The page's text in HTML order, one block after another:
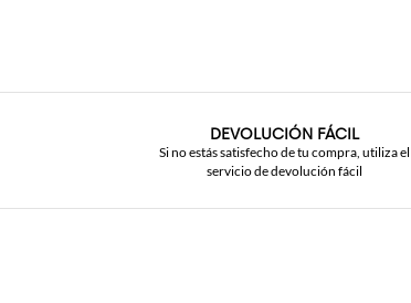
DEVOLUCIÓN FÁCIL
Si no estás satisfecho de tu compra, utiliza el
servicio de devolución fácil